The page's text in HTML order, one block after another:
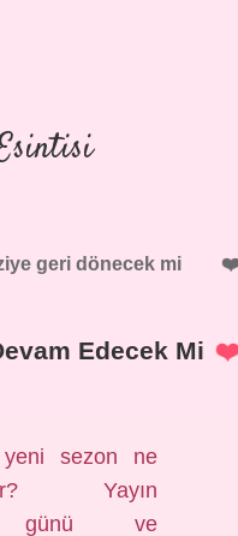
geri dönecek mi
Edecek Mi
sezon ne
Yayın
günü ve